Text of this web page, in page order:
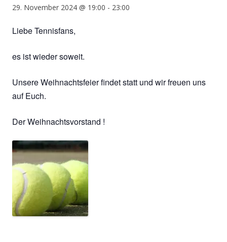
29. November 2024 @ 19:00 - 23:00
Liebe Tennisfans,
es ist wieder soweit.
Unsere Weihnachtsfeier findet statt und wir freuen uns
auf Euch.
Der Weihnachtsvorstand !